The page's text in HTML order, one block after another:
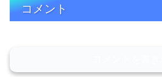
コメント